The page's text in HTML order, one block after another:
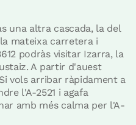
una altra cascada, la del
mateixa carretera i
podràs visitar Izarra, la
A partir d'auest
vols arribar ràpidament a
l'A-2521 i agafa
amb més calma per l'A-